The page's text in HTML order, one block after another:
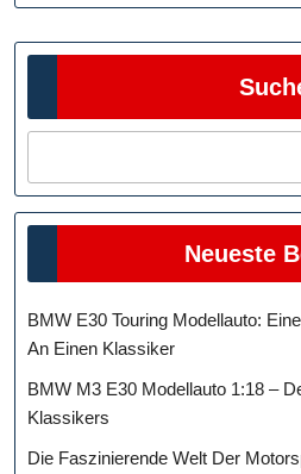
Neueste
BMW E30 Touring Modellauto:
An Einen Klassiker
BMW M3 E30 Modellauto 1:18 –
Klassikers
Die Faszinierende Welt Der